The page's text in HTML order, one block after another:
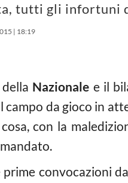
tutti gli infortuni
| 18:19
Nazionale e il
campo da gioco in
con la
prime convocazioni